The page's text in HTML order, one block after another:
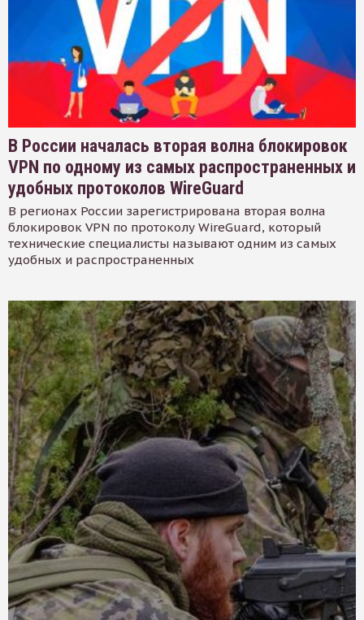
В России началась вторая волна блокировок
VPN по одному из самых распространенных и
удобных протоколов WireGuard
В регионах России зарегистрирована вторая волна
блокировок VPN по протоколу WireGuard, который
технические специалисты называют одним из самых
удобных и распространенных